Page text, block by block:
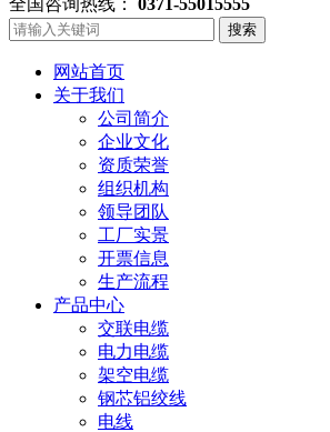
全国咨询热线： 0371-55015555
搜索
网站首页
关于我们
公司简介
企业文化
资质荣誉
组织机构
领导团队
工厂实景
开票信息
生产流程
产品中心
交联电缆
电力电缆
架空电缆
钢芯铝绞线
电线